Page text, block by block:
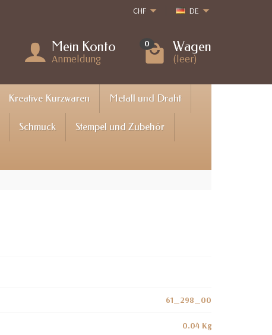
CHF DE
Mein Konto
Anmeldung
0 Wagen
(leer)
Kreative Kurzwaren Metall und Draht
Schmuck Stempel und Zubehör
61_298_00
0.04 Kg